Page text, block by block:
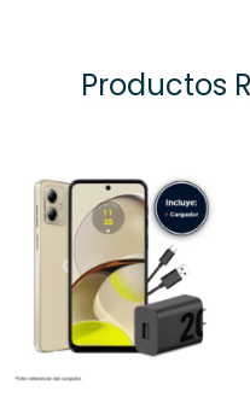
Productos